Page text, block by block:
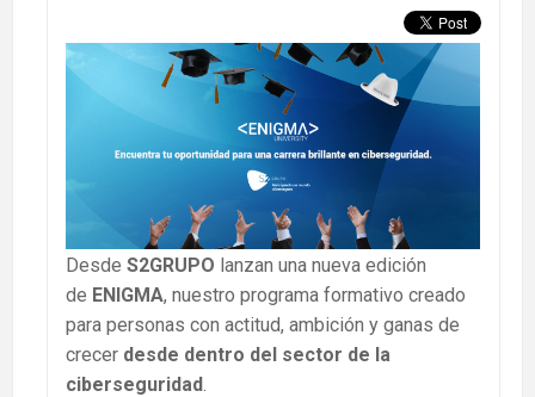
Desde S2GRUPO lanzan una nueva edición
de ENIGMA, nuestro programa formativo creado
para personas con actitud, ambición y ganas de
crecer desde dentro del sector de la
ciberseguridad